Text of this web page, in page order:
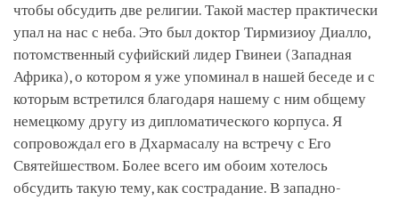
чтобы обсудить две религии. Такой мастер практически
упал на нас с неба. Это был доктор Тирмизиоу Диалло,
потомственный суфийский лидер Гвинеи (Западная
Африка), о котором я уже упоминал в нашей беседе и с
которым встретился благодаря нашему с ним общему
немецкому другу из дипломатического корпуса. Я
сопровождал его в Дхармасалу на встречу с Его
Святейшеством. Более всего им обоим хотелось
обсудить такую тему, как сострадание. В западно-